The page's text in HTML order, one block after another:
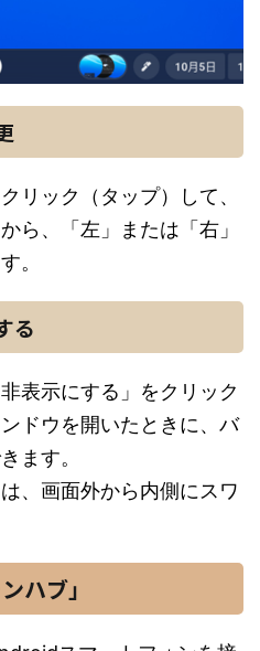
リック（タップ）して、
ら、「左」または「右」
。
る
表示にする」をクリック
ドウを開いたときに、バ
ます。
、画面外から内側にスワ
ハブ」